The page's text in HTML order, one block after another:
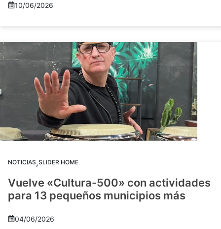
10/06/2026
NOTICIAS,SLIDER HOME
Vuelve «Cultura-500» con actividades
para 13 pequeños municipios más
04/06/2026